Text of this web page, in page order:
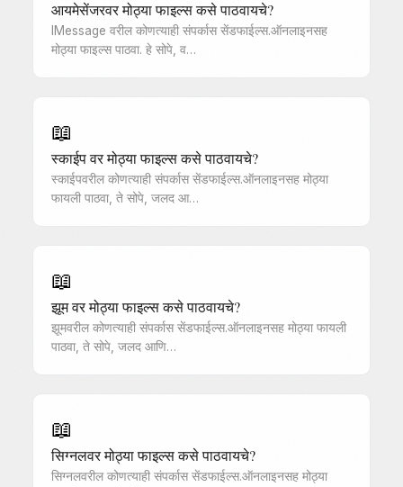
आयमेसेंजरवर मोठ्या फाइल्स कसे पाठवायचे?
IMessage वरील कोणत्याही संपर्कास सेंडफाईल्स.ऑनलाइनसह
मोठ्या फाइल्स पाठवा. हे सोपे, व…
📖
स्काईप वर मोठ्या फाइल्स कसे पाठवायचे?
स्काईपवरील कोणत्याही संपर्कास सेंडफाईल्स.ऑनलाइनसह मोठ्या
फायली पाठवा, ते सोपे, जलद आ…
📖
झूम वर मोठ्या फाइल्स कसे पाठवायचे?
झूमवरील कोणत्याही संपर्कास सेंडफाईल्स.ऑनलाइनसह मोठ्या फायली
पाठवा, ते सोपे, जलद आणि…
📖
सिग्नलवर मोठ्या फाइल्स कसे पाठवायचे?
सिग्नलवरील कोणत्याही संपर्कास सेंडफाईल्स.ऑनलाइनसह मोठ्या